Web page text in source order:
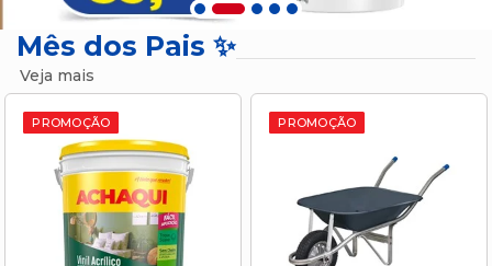
Mês dos Pais ✨
Veja mais
PROMOÇÃO PROMOÇÃO